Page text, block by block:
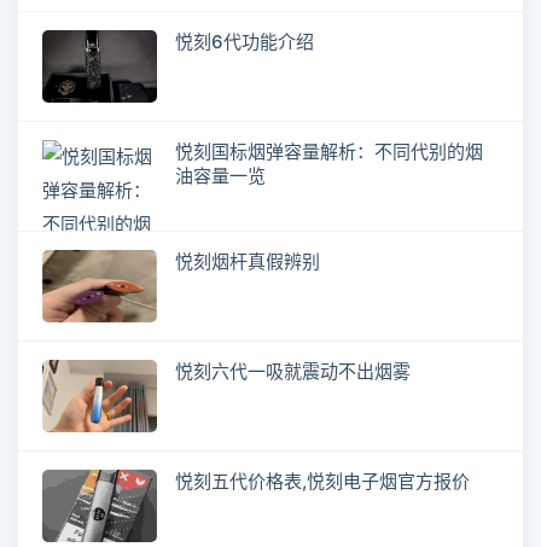
悦刻6代功能介绍
悦刻国标烟弹容量解析：不同代别的烟
油容量一览
悦刻烟杆真假辨别
悦刻六代一吸就震动不出烟雾
悦刻五代价格表,悦刻电子烟官方报价